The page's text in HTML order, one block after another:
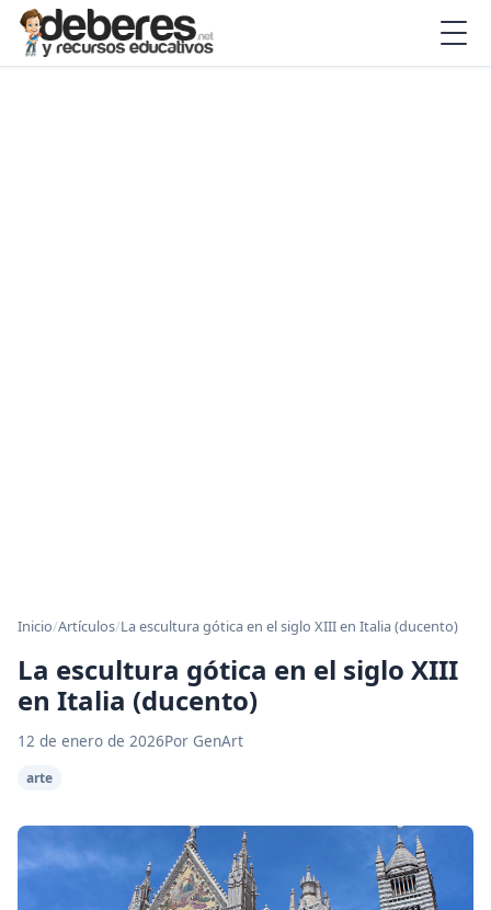
Inicio/Artículos/La escultura gótica en el siglo XIII en Italia (ducento)
La escultura gótica en el siglo XIII
en Italia (ducento)
12 de enero de 2026Por GenArt
arte